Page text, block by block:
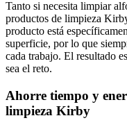
Tanto si necesita limpiar
productos de limpieza
producto está
superficie, por lo que
cada trabajo. El resultado
sea el reto.
Ahorre tiempo y
limpieza Kirby